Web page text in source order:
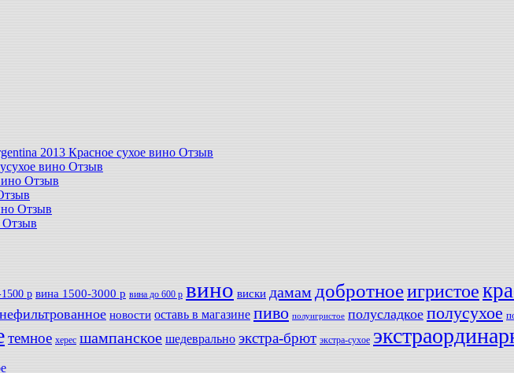
2013 Красное сухое вино Отзыв
вино Отзыв
Отзыв
Отзыв
Отзыв
р вина 1500-3000 р вина до 600 р вино виски дамам добротноеигристое
нефильтрованное новости оставь в магазине пиво полуигристое полусладкое полусухое
темное херес шампанское шедеврально экстра-брют экстра-сухое